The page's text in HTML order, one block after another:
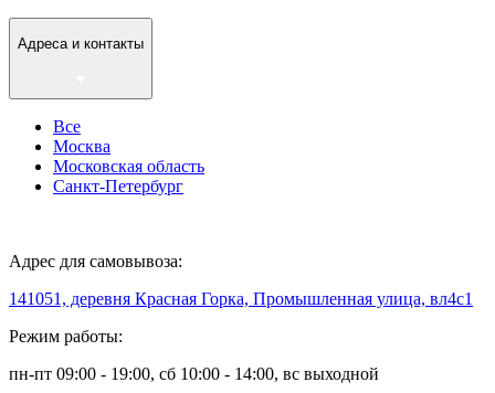
Адреса и контакты
Все
Москва
Московская область
Санкт-Петербург
Адрес для самовывоза:
141051, деревня Красная Горка, Промышленная улица, вл4с1
Режим работы:
пн-пт 09:00 - 19:00, сб 10:00 - 14:00, вс выходной